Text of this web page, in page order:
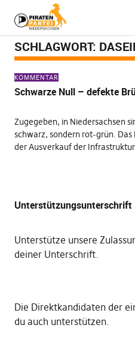
SCHLAGWORT:
KOMMENTAR
Schwarze Null – defekte
Zugegeben, in Niedersachsen
schwarz, sondern rot-grün. Das
der Ausverkauf der
Unterstützungsunterschrift
Unterstütze unsere
deiner Unterschrift.
Die Direktkandidaten der
du auch unterstützen.